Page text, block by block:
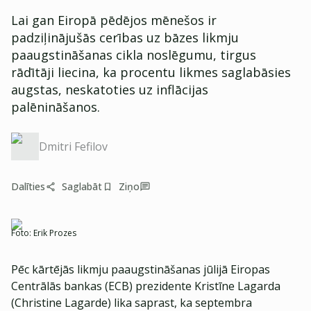
Lai gan Eiropā pēdējos mēnešos ir
padziļinājušās cerības uz bāzes likmju
paaugstināšanas cikla noslēgumu, tirgus
rādītāji liecina, ka procentu likmes saglabāsies
augstas, neskatoties uz inflācijas
palēnināšanos.
Dmitri Fefilov
Dalīties Saglabāt Ziņo
Foto: Erik Prozes
Pēc kārtējās likmju paaugstināšanas jūlijā Eiropas
Centrālās bankas (ECB) prezidente Kristīne Lagarda
(Christine Lagarde) lika saprast, ka septembra